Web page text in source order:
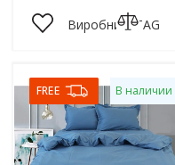
Виробник: TAG
FREE В наличии